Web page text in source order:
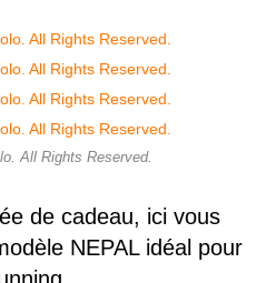
All Rights Reserved.
de cadeau, ici vous
NEPAL idéal pour